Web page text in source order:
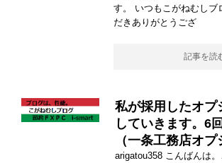
す。 いつもこがねむしブ
だきありがとうござ
記事を読
私が採用したオプ
していきます。6
（一条工務店オプ
arigatou358 こんばんは